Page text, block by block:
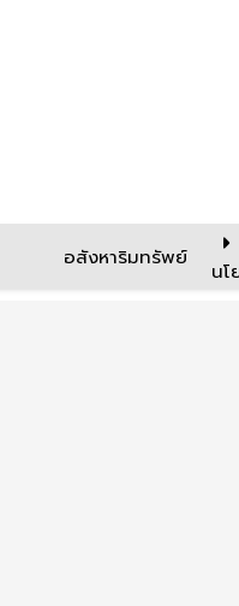
อสังหาริมทรัพย์
นโ